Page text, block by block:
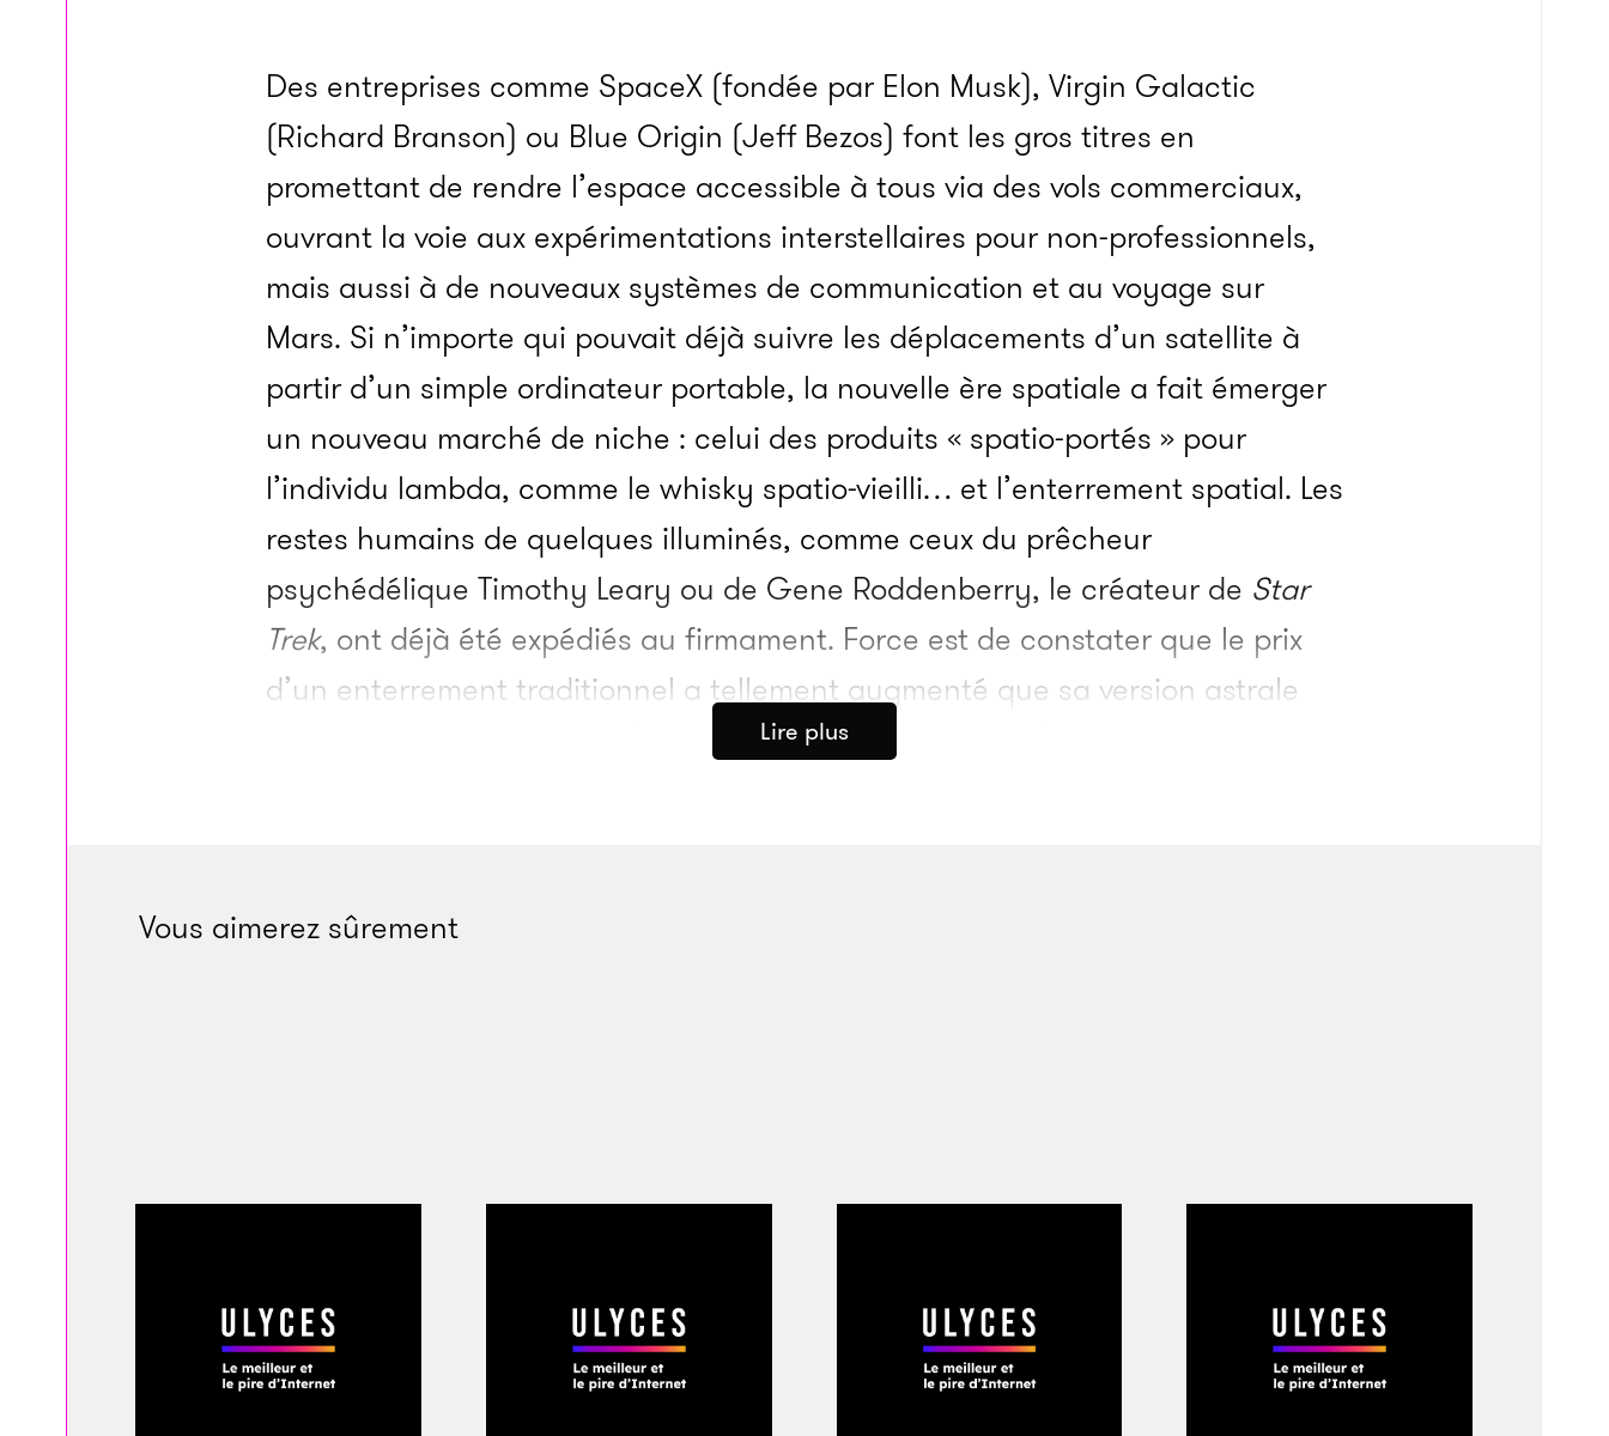
Des entreprises comme SpaceX (fondée par Elon Musk), Virgin Galactic
(Richard Branson) ou Blue Origin (Jeff Bezos) font les gros titres en
promettant de rendre l’espace accessible à tous via des vols commerciaux,
ouvrant la voie aux expérimentations interstellaires pour non-professionnels,
mais aussi à de nouveaux systèmes de communication et au voyage sur
Mars. Si n’importe qui pouvait déjà suivre les déplacements d’un satellite à
partir d’un simple ordinateur portable, la nouvelle ère spatiale a fait émerger
un nouveau marché de niche : celui des produits « spatio-portés » pour
l’individu lambda, comme le whisky spatio-vieilli… et l’enterrement spatial. Les
restes humains de quelques illuminés, comme ceux du prêcheur
psychédélique Timothy Leary ou de Gene Roddenberry, le créateur de Star
Trek, ont déjà été expédiés au firmament. Force est de constater que le prix
d’un enterrement traditionnel a tellement augmenté que sa version astrale
est devenue compétitive. J’ai exploré ce qu’il en coûte d’organiser le retour
Charles Chafer, directeur de la société d’enterrements spatiaux Celestis. «
démesurée, elle n’est pourtant pas
humaines ont toujours eu une
propension à « accompagner » leurs
morts d’une façon symbolique, que ce
Lire plus
Vous aimerez sûrement